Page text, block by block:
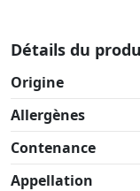
Détails du
Origine
Allergènes
Contenance
Appellation